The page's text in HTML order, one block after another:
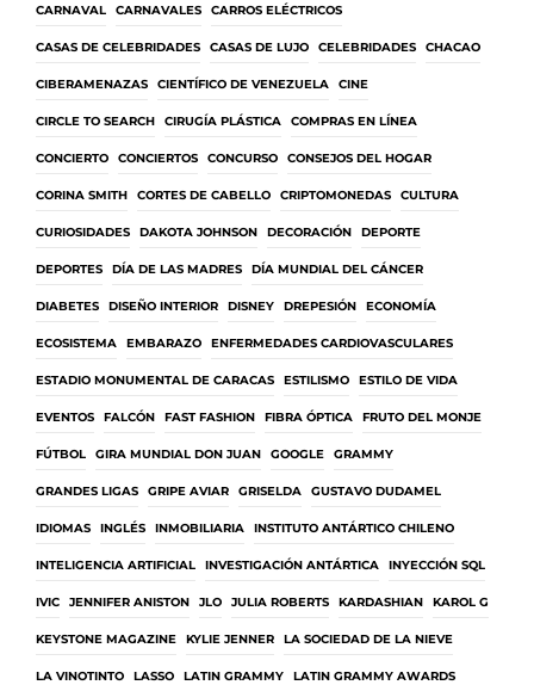
CARNAVAL CARNAVALES CARROS ELÉCTRICOS
CASAS DE CELEBRIDADES CASAS DE LUJO CELEBRIDADES CHACAO
CIBERAMENAZAS CIENTÍFICO DE VENEZUELA CINE
CIRCLE TO SEARCH CIRUGÍA PLÁSTICA COMPRAS EN LÍNEA
CONCIERTO CONCIERTOS CONCURSO CONSEJOS DEL HOGAR
CORINA SMITH CORTES DE CABELLO CRIPTOMONEDAS CULTURA
CURIOSIDADES DAKOTA JOHNSON DECORACIÓN DEPORTE
DEPORTES DÍA DE LAS MADRES DÍA MUNDIAL DEL CÁNCER
DIABETES DISEÑO INTERIOR DISNEY DREPESIÓN ECONOMÍA
ECOSISTEMA EMBARAZO ENFERMEDADES CARDIOVASCULARES
ESTADIO MONUMENTAL DE CARACAS ESTILISMO ESTILO DE VIDA
EVENTOS FALCÓN FAST FASHION FIBRA ÓPTICA FRUTO DEL MONJE
FÚTBOL GIRA MUNDIAL DON JUAN GOOGLE GRAMMY
GRANDES LIGAS GRIPE AVIAR GRISELDA GUSTAVO DUDAMEL
IDIOMAS INGLÉS INMOBILIARIA INSTITUTO ANTÁRTICO CHILENO
INTELIGENCIA ARTIFICIAL INVESTIGACIÓN ANTÁRTICA INYECCIÓN SQL
IVIC JENNIFER ANISTON JLO JULIA ROBERTS KARDASHIAN KAROL G
KEYSTONE MAGAZINE KYLIE JENNER LA SOCIEDAD DE LA NIEVE
LA VINOTINTO LASSO LATIN GRAMMY LATIN GRAMMY AWARDS